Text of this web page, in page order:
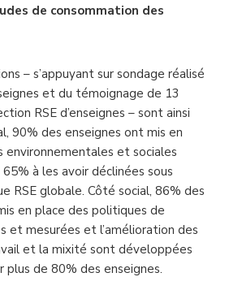
de consommation des
– s’appuyant sur sondage réalisé
et du témoignage de 13
RSE d’enseignes – sont ainsi
90% des enseignes ont mis en
environnementales et sociales
65% à les avoir déclinées sous
RSE globale. Côté social, 86% des
en place des politiques de
et mesurées et l’amélioration des
et la mixité sont développées
de 80% des enseignes.